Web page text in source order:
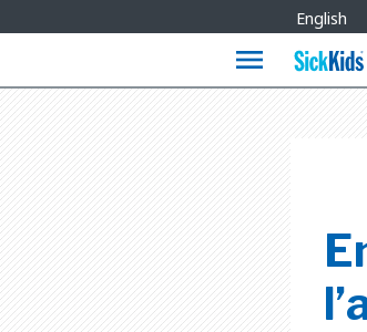
Languages
English
menu